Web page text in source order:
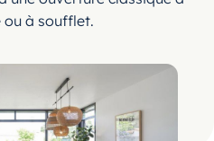
à soufflet.